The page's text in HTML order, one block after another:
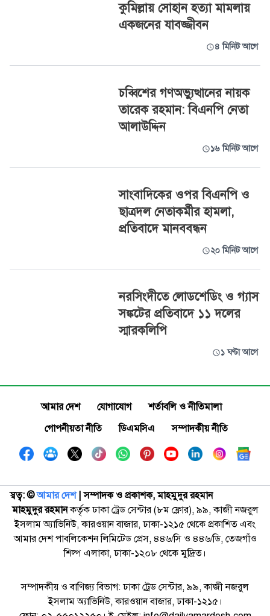
কুমিল্লায় সোহান হত্যা মামলায়
একজনের যাবজ্জীবন
৪ মিনিট আগে
চব্বিশের গণঅভ্যুত্থানের নায়ক
তারেক রহমান: বিএনপি নেতা
আলাউদ্দিন
১৬ মিনিট আগে
সাংবাদিকের ওপর বিএনপি ও
ছাত্রদল নেতাকর্মীর হামলা,
প্রতিবাদে মানববন্ধন
২০ মিনিট আগে
নরসিংদীতে লোডশেডিং ও গ্যাস
সঙ্কটের প্রতিবাদে ১১ দলের
স্মারকলিপি
১ ঘণ্টা আগে
আমার দেশ যোগাযোগ
শর্তাবলি ও নীতিমালা
গোপনীয়তা নীতি
ডিএমসিএ সম্পাদকীয় নীতি
স্বত্ব: ©️আমার দেশ| সম্পাদক ও প্রকাশক, মাহমুদুর রহমান
মাহমুদুর রহমানকর্তৃক ঢাকা ট্রেড সেন্টার (৮ম ফ্লোর), ৯৯, কাজী নজরুল
ইসলাম অ্যাভিনিউ, কারওয়ান বাজার, ঢাকা-১২১৫ থেকে প্রকাশিত এবং
আমার দেশ পাবলিকেশন লিমিটেড প্রেস, ৪৪৬/সি ও ৪৪৬/ডি, তেজগাঁও
শিল্প এলাকা, ঢাকা-১২০৮ থেকে মুদ্রিত।
সম্পাদকীয় ও বাণিজ্য বিভাগ: ঢাকা ট্রেড সেন্টার, ৯৯, কাজী নজরুল
ইসলাম অ্যাভিনিউ, কারওয়ান বাজার, ঢাকা-১২১৫।